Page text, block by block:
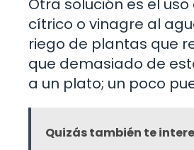
cítrico o vinagre al
riego de plantas que
que demasiado de
a un plato; un poco
Quizás también te